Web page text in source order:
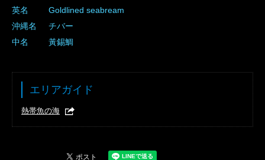
英名
Goldlined seabream
沖縄名
チバー
中名
黃錫鯛
エリアガイド
熱帯魚の海